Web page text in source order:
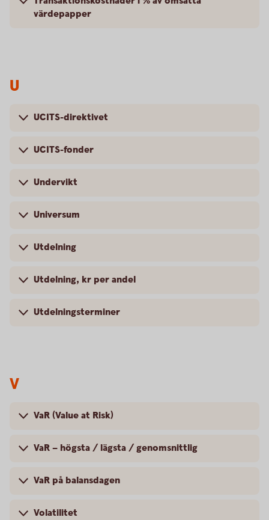
värdepapper
U
UCITS-direktivet
UCITS-fonder
Undervikt
Universum
Utdelning
Utdelning, kr per andel
Utdelningsterminer
V
VaR (Value at Risk)
VaR – högsta / lägsta / genomsnittlig
VaR på balansdagen
Volatilitet